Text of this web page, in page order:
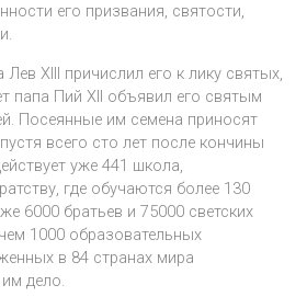
его призвания, святости,
XIII причислил его к лику святых,
папа Пий XII объявил его святым
Посеянные им семена приносят
всего сто лет после кончины
уже 441 школа,
где обучаются более 130
6000 братьев и 75000 светских
1000 образовательных
в 84 странах мира
дело.